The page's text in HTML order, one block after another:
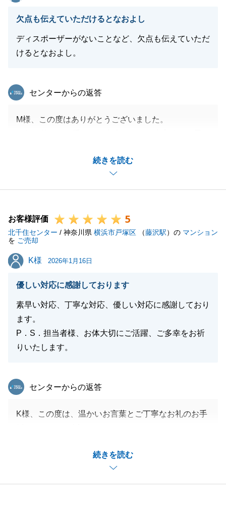
欠点も伝えていただけるとなおよし
ディスポーザーがないことなど、欠点も伝えていただ
けるとなおよし。
続きを読む
東急リバブル
センターからの返答
M様、この度はありがとうございました。
何かお困り事がございましたらお声がけいただけます
今後ともどうぞよろしくお願いいたします。
閉じる
お客様評価 5
北千住センター / 神奈川県 横浜市戸塚区 （藤沢駅）の マンション
を ご売却
K様
K様 2026年1月16日
優しい対応に感謝しております
素早い対応、丁寧な対応、優しい対応に感謝しており
ます。
P．S．担当者様、お体大切にご活躍、ご多幸をお祈
りいたします。
続きを読む
東急リバブル
センターからの返答
K様、この度は、温かいお言葉とご丁寧なお礼のお手
K様もお体にお気を付けくださいませ。
また、お困り事等がございましたらお気軽にお申し付